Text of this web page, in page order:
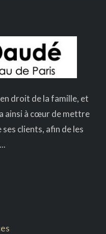
droit de la famille, et
ainsi à cœur de mettre
clients, afin de les